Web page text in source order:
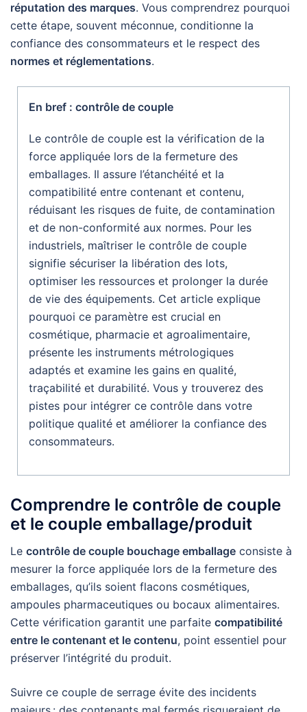
réputation des marques. Vous comprendrez pourquoi
cette étape, souvent méconnue, conditionne la
confiance des consommateurs et le respect des
normes et réglementations.
En bref : contrôle de couple
Le contrôle de couple est la vérification de la
force appliquée lors de la fermeture des
emballages. Il assure l’étanchéité et la
compatibilité entre contenant et contenu,
réduisant les risques de fuite, de contamination
et de non-conformité aux normes. Pour les
industriels, maîtriser le contrôle de couple
signifie sécuriser la libération des lots,
optimiser les ressources et prolonger la durée
de vie des équipements. Cet article explique
pourquoi ce paramètre est crucial en
cosmétique, pharmacie et agroalimentaire,
présente les instruments métrologiques
adaptés et examine les gains en qualité,
traçabilité et durabilité. Vous y trouverez des
pistes pour intégrer ce contrôle dans votre
politique qualité et améliorer la confiance des
consommateurs.
Comprendre le contrôle de couple
et le couple emballage/produit
Le contrôle de couple bouchage emballage consiste à
mesurer la force appliquée lors de la fermeture des
emballages, qu’ils soient flacons cosmétiques,
ampoules pharmaceutiques ou bocaux alimentaires.
Cette vérification garantit une parfaite compatibilité
entre le contenant et le contenu, point essentiel pour
préserver l’intégrité du produit.
Suivre ce couple de serrage évite des incidents